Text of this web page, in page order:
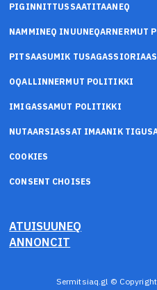
PIGINNITTUSSAATITAANEQ
NAMMINEQ INUUNEQARNERMUT
PITSAASUMIK
OQALLINNERMUT POLITIKKI
IMIGASSAMUT POLITIKKI
NUTAARSIASSAT IMAANIK
COOKIES
CONSENT CHOISES
ATUISUUNEQ
ANNONCIT
Sermitsiaq.gl ©